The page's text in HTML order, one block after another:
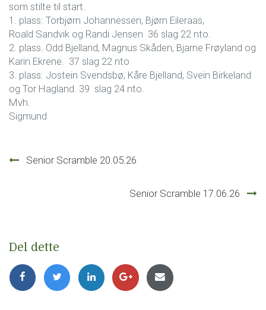
som stilte til start.
1. plass: Torbjørn Johannessen, Bjørn Eileraas,
Roald Sandvik og Randi Jensen 36 slag 22 nto.
2. plass. Odd Bjelland, Magnus Skåden, Bjarne Frøyland og
Karin Ekrene. 37 slag 22 nto
3. plass: Jostein Svendsbø, Kåre Bjelland, Svein Birkeland
og Tor Hagland. 39 slag 24 nto.
Mvh.
Sigmund
Innleggsnavigasjon
Senior Scramble 20.05.26
Senior Scramble 17.06.26
Del dette